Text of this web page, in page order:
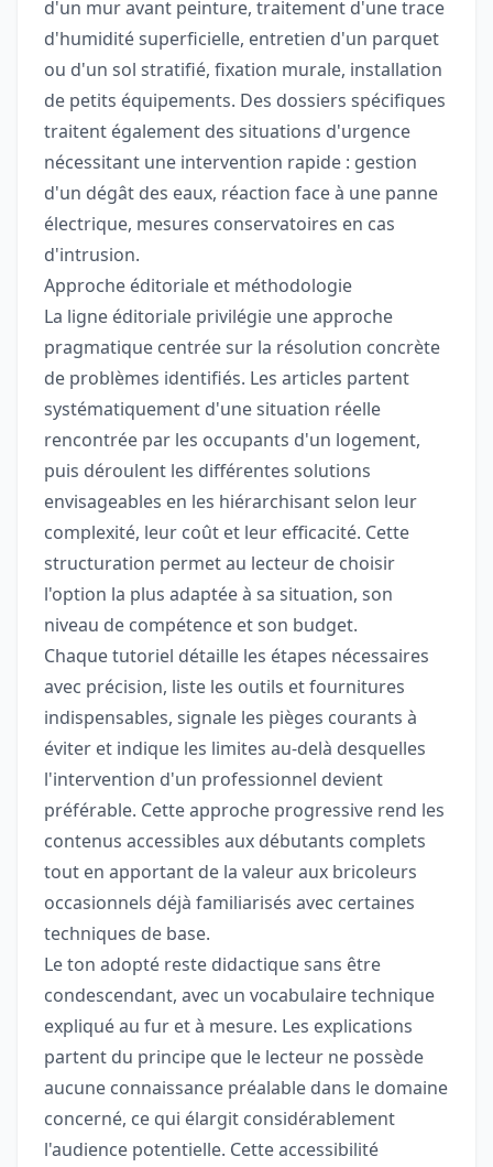
d'un mur avant peinture, traitement d'une trace
d'humidité superficielle, entretien d'un parquet
ou d'un sol stratifié, fixation murale, installation
de petits équipements. Des dossiers spécifiques
traitent également des situations d'urgence
nécessitant une intervention rapide : gestion
d'un dégât des eaux, réaction face à une panne
électrique, mesures conservatoires en cas
d'intrusion.
Approche éditoriale et méthodologie
La ligne éditoriale privilégie une approche
pragmatique centrée sur la résolution concrète
de problèmes identifiés. Les articles partent
systématiquement d'une situation réelle
rencontrée par les occupants d'un logement,
puis déroulent les différentes solutions
envisageables en les hiérarchisant selon leur
complexité, leur coût et leur efficacité. Cette
structuration permet au lecteur de choisir
l'option la plus adaptée à sa situation, son
niveau de compétence et son budget.
Chaque tutoriel détaille les étapes nécessaires
avec précision, liste les outils et fournitures
indispensables, signale les pièges courants à
éviter et indique les limites au-delà desquelles
l'intervention d'un professionnel devient
préférable. Cette approche progressive rend les
contenus accessibles aux débutants complets
tout en apportant de la valeur aux bricoleurs
occasionnels déjà familiarisés avec certaines
techniques de base.
Le ton adopté reste didactique sans être
condescendant, avec un vocabulaire technique
expliqué au fur et à mesure. Les explications
partent du principe que le lecteur ne possède
aucune connaissance préalable dans le domaine
concerné, ce qui élargit considérablement
l'audience potentielle. Cette accessibilité